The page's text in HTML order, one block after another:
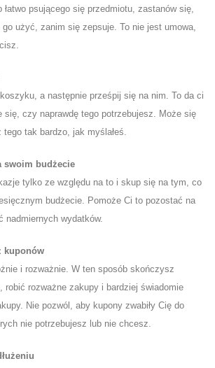
psującego się przedmiotu, zastanów się,
użyć, zanim się zepsuje. To nie jest umowa,
a następnie prześpij się na nim. To da ci
się, czy naprawdę tego potrzebujesz. Może się
tak bardzo, jak myślałeś.
swoim budżecie
tylko ze względu na to i skup się na tym, co
budżecie. Pomoże Ci to pozostać na
nadmiernych wydatków.
kuponów
i rozważnie. W ten sposób skończysz
robić rozważne zakupy i bardziej świadomie
Nie pozwól, aby kupony zwabiły Cię do
nie potrzebujesz lub nie chcesz.